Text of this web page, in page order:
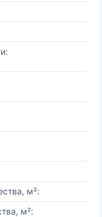
м²:
м²: